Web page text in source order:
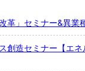
革」セミナー&異業
創造セミナー【エ